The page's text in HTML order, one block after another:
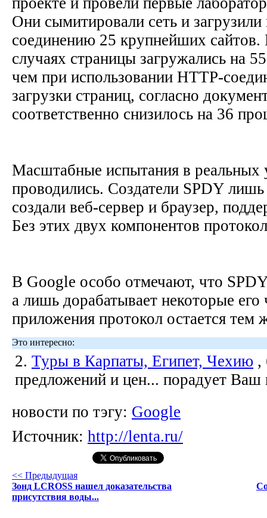
Они сымитировали сеть и
соединению 25 крупнейших
случаях страницы загружались на
чем при использовании HTTP-
загрузки страниц, согласно
соответственно снизилось на 36
Масштабные испытания в реальных
проводились. Создатели SPDY
создали веб-сервер и браузер,
Без этих двух компонентов
В Google особо отмечают, что
а лишь дорабатывает некоторые его
приложения протокол остается тем
Это интересно:
2. Туры в Карпаты, Египет, Чехию ,
предложений и цен... порадует Ваш
новости по тэгу: Google
Источник: http://lenta.ru/
<< Предыдущая
Зонд LCROSS нашел доказательства
присутствия воды...